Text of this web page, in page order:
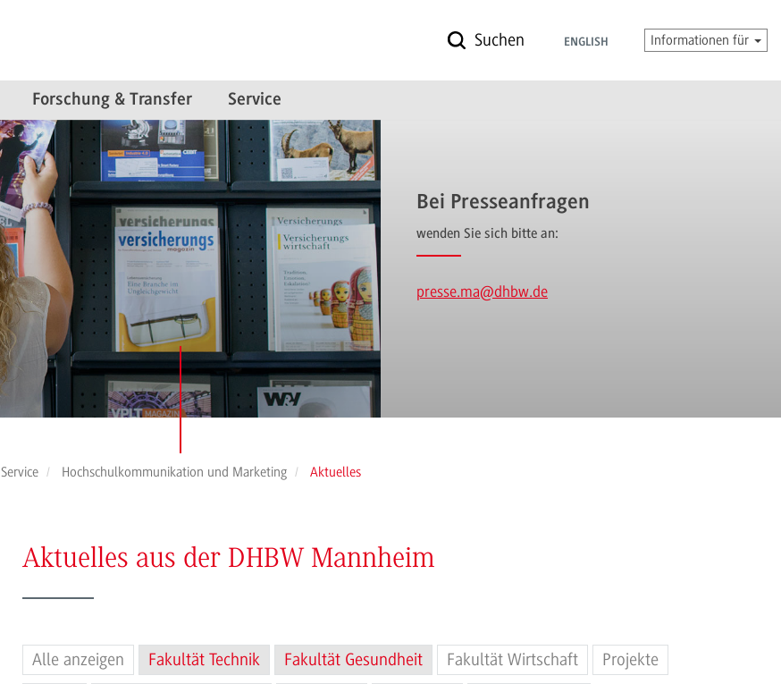
Suchen ENGLISH Informationen für
Forschung & Transfer Service
Bei Presseanfragen
wenden Sie sich bitte an:
presse.ma@dhbw.de
Service Hochschulkommunikation und Marketing Aktuelles
Aktuelles aus der DHBW Mannheim
Alle anzeigen Fakultät Technik Fakultät Gesundheit Fakultät Wirtschaft
Projekte